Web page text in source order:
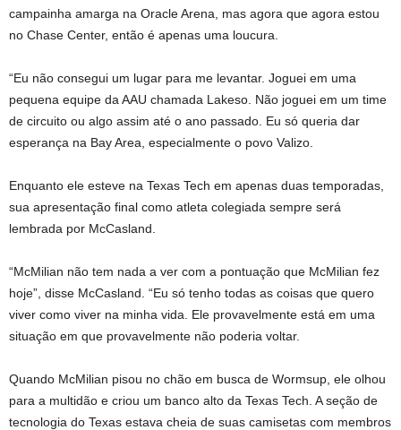
campainha amarga na Oracle Arena, mas agora que agora estou
no Chase Center, então é apenas uma loucura.
“Eu não consegui um lugar para me levantar. Joguei em uma
pequena equipe da AAU chamada Lakeso. Não joguei em um time
de circuito ou algo assim até o ano passado. Eu só queria dar
esperança na Bay Area, especialmente o povo Valizo.
Enquanto ele esteve na Texas Tech em apenas duas temporadas,
sua apresentação final como atleta colegiada sempre será
lembrada por McCasland.
“McMilian não tem nada a ver com a pontuação que McMilian fez
hoje”, disse McCasland. “Eu só tenho todas as coisas que quero
viver como viver na minha vida. Ele provavelmente está em uma
situação em que provavelmente não poderia voltar.
Quando McMilian pisou no chão em busca de Wormsup, ele olhou
para a multidão e criou um banco alto da Texas Tech. A seção de
tecnologia do Texas estava cheia de suas camisetas com membros